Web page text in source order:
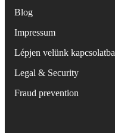
Blog
Impressum
Lépjen velünk kapcsolatba
Legal & Security
Fraud prevention